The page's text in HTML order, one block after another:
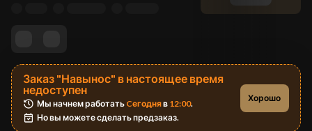
Заказ "Навынос" в настоящее время
недоступен
Мы начнем работать Cегодня в 12:00.
Но вы можете сделать предзаказ.
Хорошо